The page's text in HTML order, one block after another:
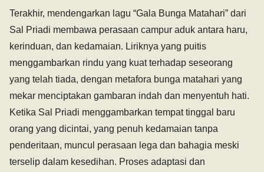
Terakhir, mendengarkan lagu “Gala Bunga Matahari” dari
Sal Priadi membawa perasaan campur aduk antara haru,
kerinduan, dan kedamaian. Liriknya yang puitis
menggambarkan rindu yang kuat terhadap seseorang
yang telah tiada, dengan metafora bunga matahari yang
mekar menciptakan gambaran indah dan menyentuh hati.
Ketika Sal Priadi menggambarkan tempat tinggal baru
orang yang dicintai, yang penuh kedamaian tanpa
penderitaan, muncul perasaan lega dan bahagia meski
terselip dalam kesedihan. Proses adaptasi dan